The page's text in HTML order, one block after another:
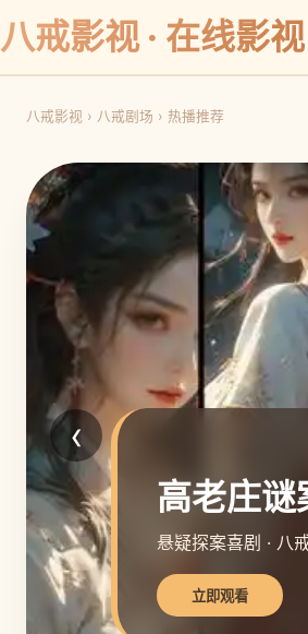
八戒影视 · 在线影视
八戒影视 › 八戒剧场 › 热播推荐
高老庄谜
悬疑探案喜剧 · 八
立即观看
‹